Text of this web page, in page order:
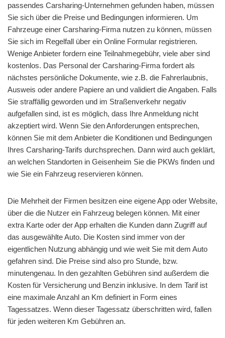
passendes Carsharing-Unternehmen gefunden haben, müssen
Sie sich über die Preise und Bedingungen informieren. Um
Fahrzeuge einer Carsharing-Firma nutzen zu können, müssen
Sie sich im Regelfall über ein Online Formular registrieren.
Wenige Anbieter fordern eine Teilnahmegebühr, viele aber sind
kostenlos. Das Personal der Carsharing-Firma fordert als
nächstes persönliche Dokumente, wie z.B. die Fahrerlaubnis,
Ausweis oder andere Papiere an und validiert die Angaben. Falls
Sie straffällig geworden und im Straßenverkehr negativ
aufgefallen sind, ist es möglich, dass Ihre Anmeldung nicht
akzeptiert wird. Wenn Sie den Anforderungen entsprechen,
können Sie mit dem Anbieter die Konditionen und Bedingungen
Ihres Carsharing-Tarifs durchsprechen. Dann wird auch geklärt,
an welchen Standorten in Geisenheim Sie die PKWs finden und
wie Sie ein Fahrzeug reservieren können.
Die Mehrheit der Firmen besitzen eine eigene App oder Website,
über die die Nutzer ein Fahrzeug belegen können. Mit einer
extra Karte oder der App erhalten die Kunden dann Zugriff auf
das ausgewählte Auto. Die Kosten sind immer von der
eigentlichen Nutzung abhängig und wie weit Sie mit dem Auto
gefahren sind. Die Preise sind also pro Stunde, bzw.
minutengenau. In den gezahlten Gebühren sind außerdem die
Kosten für Versicherung und Benzin inklusive. In dem Tarif ist
eine maximale Anzahl an Km definiert in Form eines
Tagessatzes. Wenn dieser Tagessatz überschritten wird, fallen
für jeden weiteren Km Gebühren an.